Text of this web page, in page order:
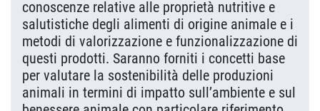
conoscenze relative alle proprietà nutritive e
salutistiche degli alimenti di origine animale e i
metodi di valorizzazione e funzionalizzazione di
questi prodotti. Saranno forniti i concetti base
per valutare la sostenibilità delle produzioni
animali in termini di impatto sull’ambiente e sul